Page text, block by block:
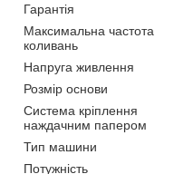
Гарантія
Максимальна частота
коливань
Напруга живлення
Розмір основи
Система кріплення
наждачним папером
Тип машини
Потужність